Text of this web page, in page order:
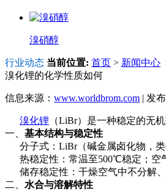
溴硝醇
行业动态 当前位置: 首页 > 新闻中心
溴化锂的化学性质如何
信息来源： www.worldbrom.com | 发
溴化锂 （LiBr）是一种稳定的无
一、 基本结构与稳定性
分子式：LiBr（碱金属卤化物，类
热稳定性：常温至500℃稳定；空气
储存稳定性：干燥空气中不分解、
二、 水合与溶解特性